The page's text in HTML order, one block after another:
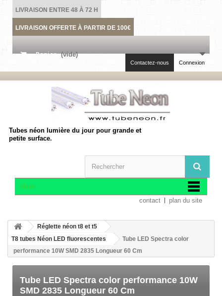
LIVRAISON ENTRE 48 À 72 H
LIVRAISON OFFERTE À PARTIR DE 100€
Panier (vide)
Connexion
Contactez-nous
Tubes néon lumière du jour pour grande et
petite surface.
Menu
contact plan du site
Réglette néon t8 et t5
T8 tubes Néon LED fluorescentes
Tube LED Spectra color
performance 10W SMD 2835 Longueur 60 Cm
Tube LED Spectra color performance 10W
SMD 2835 Longueur 60 Cm